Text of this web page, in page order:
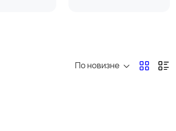
По новизне